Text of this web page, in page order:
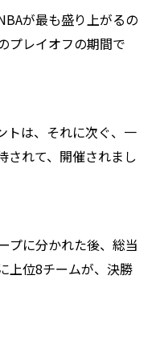
が最も盛り上がるの
プレイオフの期間で
トは、それに次ぐ、一
されて、開催されまし
プに分かれた後、総当
上位8チームが、決勝